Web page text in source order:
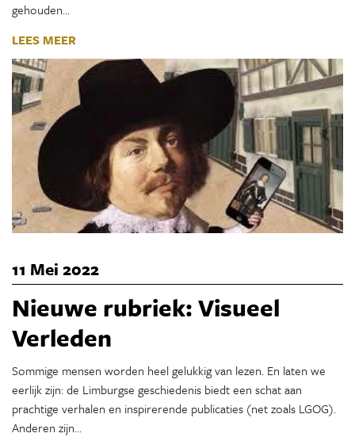
gehouden…
LEES MEER
11 Mei 2022
Nieuwe rubriek: Visueel
Verleden
Sommige mensen worden heel gelukkig van lezen. En laten we
eerlijk zijn: de Limburgse geschiedenis biedt een schat aan
prachtige verhalen en inspirerende publicaties (net zoals LGOG).
Anderen zijn…